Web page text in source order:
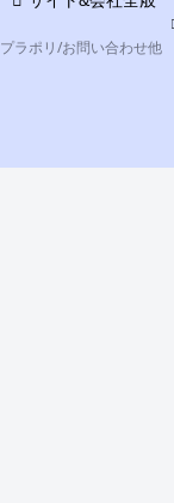
プラポリ/お問い合わせ他